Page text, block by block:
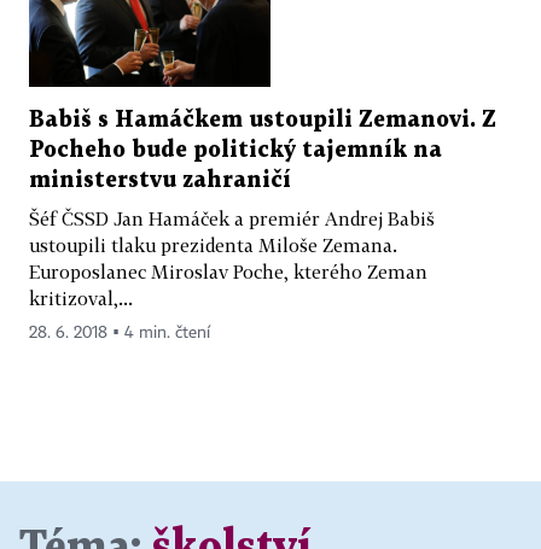
Babiš s Hamáčkem ustoupili Zemanovi. Z
Pocheho bude politický tajemník na
ministerstvu zahraničí
Šéf ČSSD Jan Hamáček a premiér Andrej Babiš
ustoupili tlaku prezidenta Miloše Zemana.
Europoslanec Miroslav Poche, kterého Zeman
kritizoval,...
28. 6. 2018 ▪ 4 min. čtení